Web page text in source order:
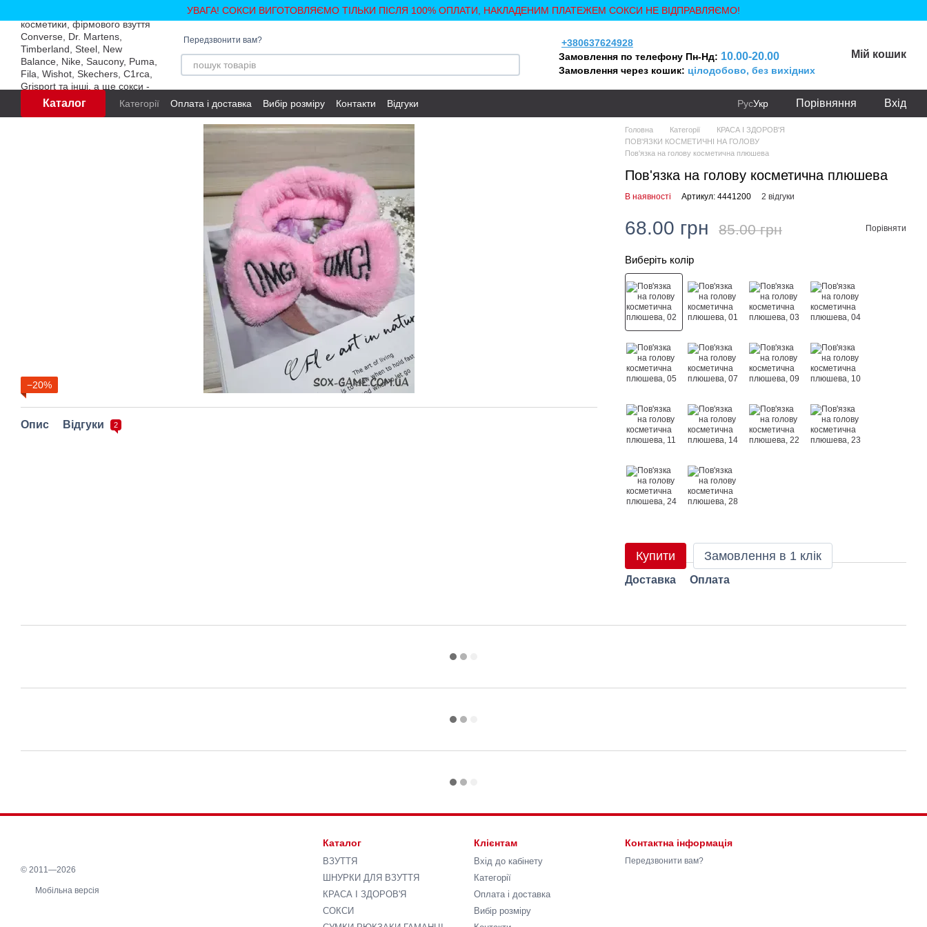
УВАГА! СОКСИ ВИГОТОВЛЯЄМО ТІЛЬКИ ПІСЛЯ 100% ОПЛАТИ, НАКЛАДЕНИМ ПЛАТЕЖЕМ СОКСИ НЕ ВІДПРАВЛЯЄМО!
Передзвонити вам?
+380637624928
Замовлення по телефону Пн-Нд: 10.00-20.00
Замовлення через кошик: цілодобово, без вихідних
Мій кошик
Каталог Категорії Оплата і доставка Вибір розміру Контакти Відгуки РусУкр Порівняння Вхід
−20%
Опис Відгуки 2
Головна Категорії
КРАСА І ЗДОРОВ'Я
ПОВ'ЯЗКИ КОСМЕТИЧНІ НА ГОЛОВУ
Пов'язка на голову косметична плюшева
Пов'язка на голову косметична плюшева
В наявності Артикул: 4441200 2 відгуки
68.00 грн 85.00 грн Порівняти
Виберіть колір
Купити Замовлення в 1 клік
Доставка Оплата
© 2011—2026
Мобільна версія
Каталог
ВЗУТТЯ
ШНУРКИ ДЛЯ ВЗУТТЯ
КРАСА І ЗДОРОВ'Я
СОКСИ
Клієнтам
Вхід до кабінету
Категорії
Оплата і доставка
Вибір розміру
Контактна інформація
Передзвонити вам?